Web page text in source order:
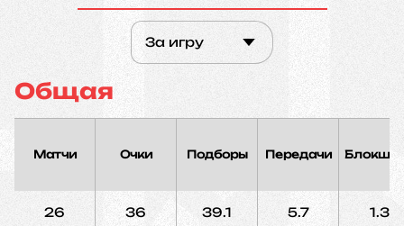
За игру
Общая
Матчи Очки Подборы Передачи
26 36 39.1 5.7 1.3